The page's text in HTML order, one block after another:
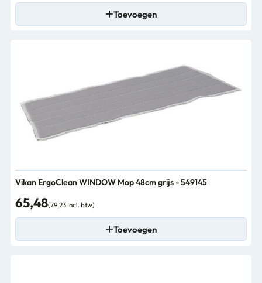
Toevoegen
Vikan ErgoClean WINDOW Mop 48cm grijs - 549145
65,48(79,23 Incl. btw)
Toevoegen